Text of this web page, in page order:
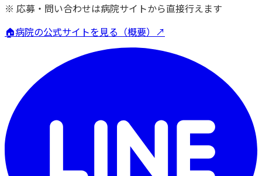
※ 応募・問い合わせは病院サイトから直接行えます
🏠病院の公式サイトを見る（概要）↗